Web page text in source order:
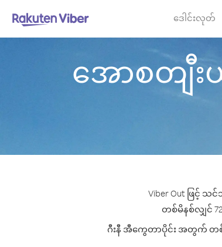
ဒေါင်းလုတ်
အောစတျီး
Viber Out ဖြင့်
တစ်မိနစ်လျှင်
ဂီးနီ အီကွေတာပိုင်း အတွက် တစ်